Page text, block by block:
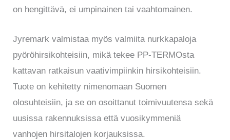
on hengittävä, ei umpinainen tai vaahtomainen.
Jyremark valmistaa myös valmiita nurkkapaloja
pyöröhirsikohteisiin, mikä tekee PP-TERMOsta
kattavan ratkaisun vaativimpiinkin hirsikohteisiin.
Tuote on kehitetty nimenomaan Suomen
olosuhteisiin, ja se on osoittanut toimivuutensa sekä
uusissa rakennuksissa että vuosikymmeniä
vanhojen hirsitalojen korjauksissa.